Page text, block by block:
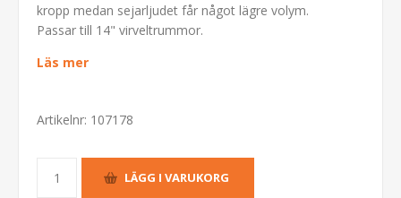
kropp medan sejarljudet får något lägre volym.
Passar till 14" virveltrummor.
Läs mer
Artikelnr: 107178